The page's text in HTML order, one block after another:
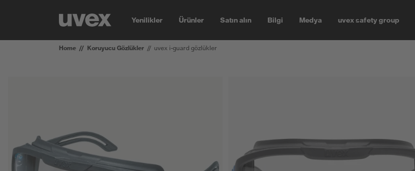
Yenilikler Ürünler Satın alın Bilgi Medya uvex safety group
Home Koruyucu Gözlükler uvex i-guard gözlükler